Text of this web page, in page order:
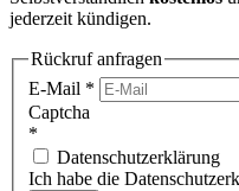
jederzeit kündigen.
Rückruf anfragen
E-Mail *
Captcha
*
Datenschutzerklärung
Ich habe die